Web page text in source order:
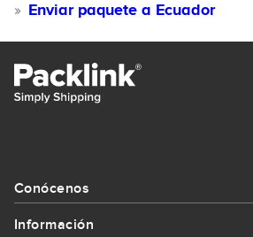
Enviar paquete a Ecuador
Conócenos
Información